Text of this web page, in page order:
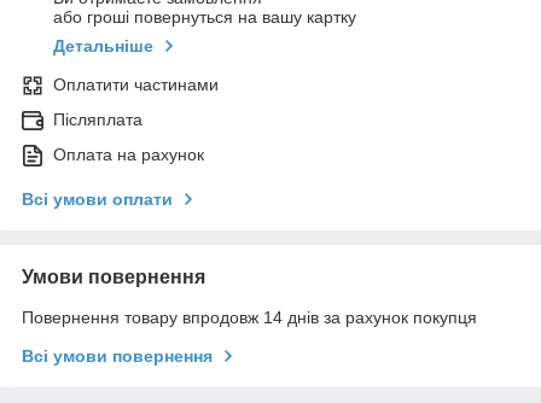
або гроші повернуться на вашу картку
Детальніше
Оплатити частинами
Післяплата
Оплата на рахунок
Всі умови оплати
Умови повернення
Повернення товару впродовж 14 днів за рахунок покупця
Всі умови повернення